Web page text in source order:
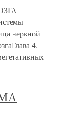
нервной
4.